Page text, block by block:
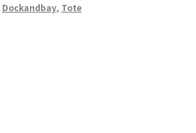
Dockandbay, Tote